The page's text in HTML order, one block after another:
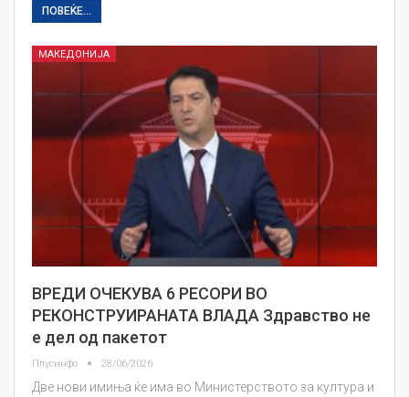
ПОВЕЌЕ...
МАКЕДОНИЈА
ВРЕДИ ОЧЕКУВА 6 РЕСОРИ ВО
РЕКОНСТРУИРАНАТА ВЛАДА Здравство не
е дел од пакетот
Плусинфо 28/06/2026
Две нови имиња ќе има во Министерството за култура и